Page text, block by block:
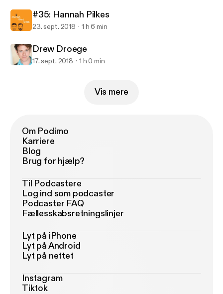
#35: Hannah Pilkes
23. sept. 2018 1 h 6 min
Drew Droege
17. sept. 2018 1 h 0 min
Vis mere
Om Podimo
Karriere
Blog
Brug for hjælp?
Til Podcastere
Log ind som podcaster
Podcaster FAQ
Fællesskabsretningslinjer
Lyt på iPhone
Lyt på Android
Lyt på nettet
Instagram
Tiktok